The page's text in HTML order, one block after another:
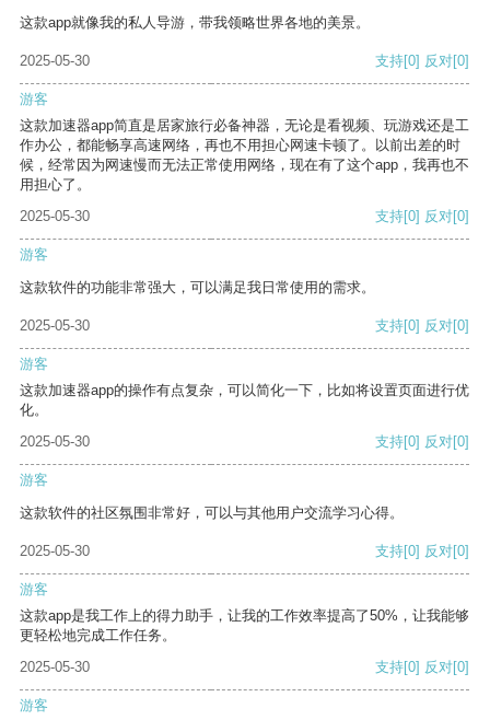
这款app就像我的私人导游，带我领略世界各地的美景。
2025-05-30 支持[0] 反对[0]
游客
这款加速器app简直是居家旅行必备神器，无论是看视频、玩游戏还是工
作办公，都能畅享高速网络，再也不用担心网速卡顿了。以前出差的时
候，经常因为网速慢而无法正常使用网络，现在有了这个app，我再也不
用担心了。
2025-05-30
支持[0] 反对[0]
游客
这款软件的功能非常强大，可以满足我日常使用的需求。
2025-05-30 支持[0] 反对[0]
游客
这款加速器app的操作有点复杂，可以简化一下，比如将设置页面进行优
化。
2025-05-30
支持[0] 反对[0]
游客
这款软件的社区氛围非常好，可以与其他用户交流学习心得。
2025-05-30 支持[0] 反对[0]
游客
这款app是我工作上的得力助手，让我的工作效率提高了50%，让我能够
更轻松地完成工作任务。
2025-05-30
支持[0] 反对[0]
游客